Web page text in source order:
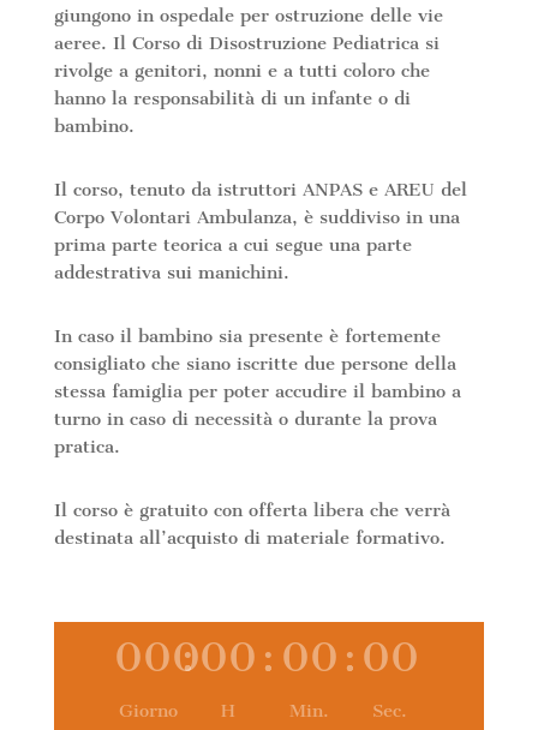
giungono in ospedale per ostruzione delle vie
aeree. Il Corso di Disostruzione Pediatrica si
rivolge a genitori, nonni e a tutti coloro che
hanno la responsabilità di un infante o di
bambino.
Il corso, tenuto da istruttori ANPAS e AREU del
Corpo Volontari Ambulanza, è suddiviso in una
prima parte teorica a cui segue una parte
addestrativa sui manichini.
In caso il bambino sia presente è fortemente
consigliato che siano iscritte due persone della
stessa famiglia per poter accudire il bambino a
turno in caso di necessità o durante la prova
pratica.
Il corso è gratuito con offerta libera che verrà
destinata all’acquisto di materiale formativo.
000
Giorno
:00
H
: 00
Min.
: 00
Sec.